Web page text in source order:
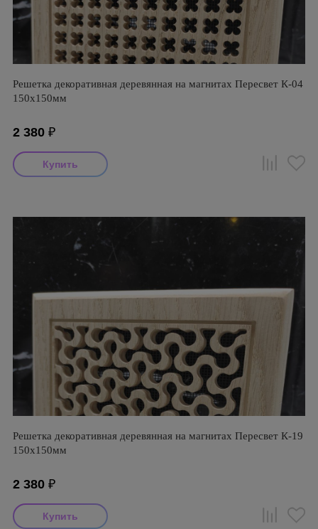
Решетка декоративная деревянная на магнитах Пересвет К-04
150х150мм
2 380 ₽
Решетка декоративная деревянная на магнитах Пересвет К-19
150х150мм
2 380 ₽